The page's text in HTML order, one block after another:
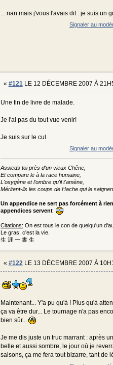
... nan mais j'vous l'avais dit : je suis un
Signaler au
« #121LE 12 DÉCEMBRE 2007 À
Une fin de livre de malade.
Je l'ai pas du tout vue venir!
Je suis sur le cul.
Signaler au
Assieds toi près d'un vieux Chêne,
Et compare le à la race humaine,
L'oxygène et l'ombre qu'il t'amène,
Méritent-ils les coups de Hache qui le
Un appendice ne sert pas forcément à
appendices servent
Citations: On est tous le con de quelqu'un
Le gras, c'est la vie.
生 涯 一 書 生
« #122LE 13 DÉCEMBRE 2007 À
Maintenant... Y'a pu qu'à ! Plus qu'à
ça va être dur... Le tournage n'a pas
bien sûr...
Je me dis juste un truc marrant : après
belle et aussi sombre, le jour où je
saisons, ça me fera tout bizarre, tant de